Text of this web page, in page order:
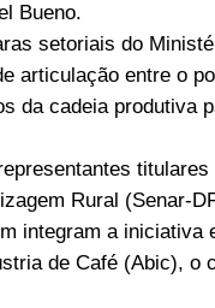
Bueno.
setoriais do
articulação entre o
da cadeia produtiva
Rural (Senar-
integram a
de Café (Abic), o